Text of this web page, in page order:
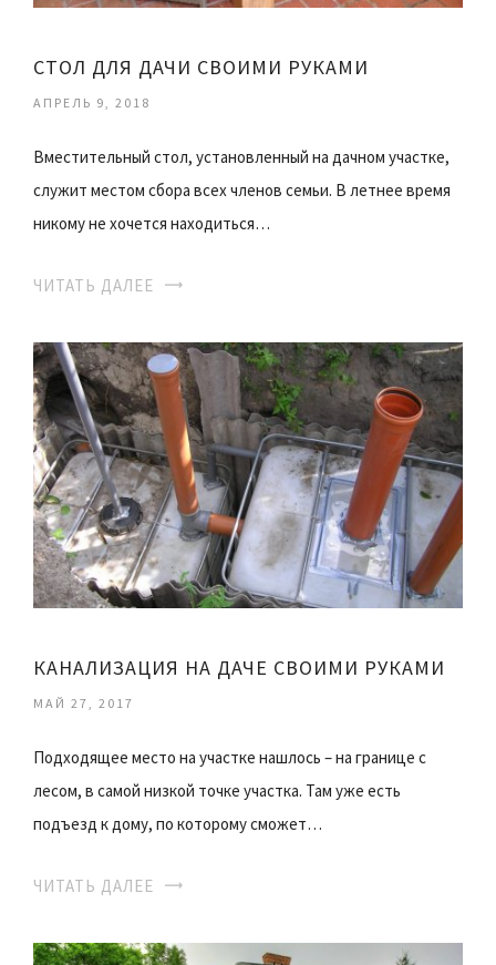
СТОЛ ДЛЯ ДАЧИ СВОИМИ РУКАМИ
АПРЕЛЬ 9, 2018
Вместительный стол, установленный на дачном участке,
служит местом сбора всех членов семьи. В летнее время
никому не хочется находиться…
ЧИТАТЬ ДАЛЕЕ
КАНАЛИЗАЦИЯ НА ДАЧЕ СВОИМИ РУКАМИ
МАЙ 27, 2017
Подходящее место на участке нашлось – на границе с
лесом, в самой низкой точке участка. Там уже есть
подъезд к дому, по которому сможет…
ЧИТАТЬ ДАЛЕЕ